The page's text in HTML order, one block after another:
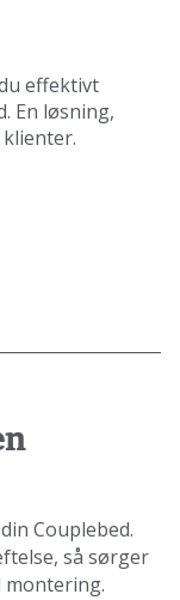
effektivt
En løsning,
Couplebed.
så sørger